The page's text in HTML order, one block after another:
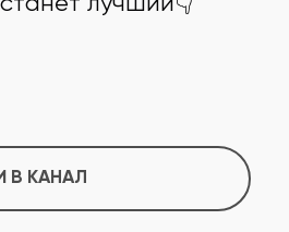
В КАНАЛ